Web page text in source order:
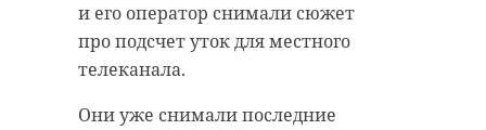
и его оператор снимали сюжет
про подсчет уток для местного
телеканала.
Они уже снимали последние